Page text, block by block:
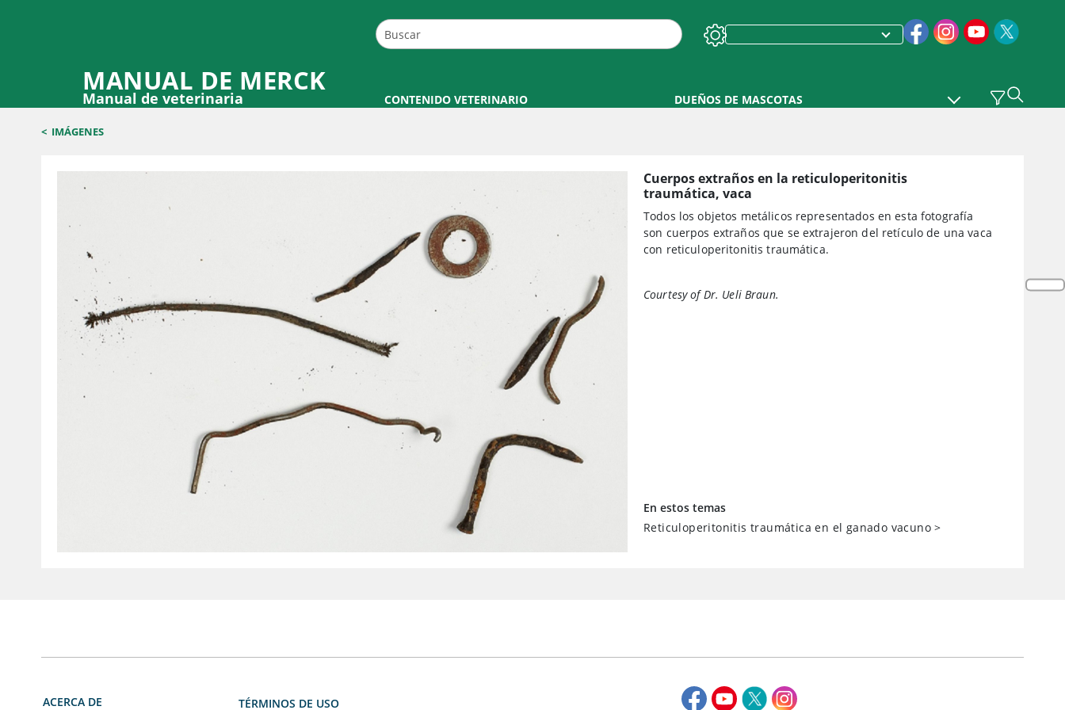
MANUAL DE MERCK
Manual de veterinaria CONTENIDO VETERINARIO DUEÑOS DE MASCOTAS
< IMÁGENES
Cuerpos extraños en la reticuloperitonitis
traumática, vaca
Todos los objetos metálicos representados en esta fotografía
son cuerpos extraños que se extrajeron del retículo de una vaca
con reticuloperitonitis traumática.
Courtesy of Dr. Ueli Braun.
En estos temas
Reticuloperitonitis traumática en el ganado vacuno >
ACERCA DE TÉRMINOS DE USO